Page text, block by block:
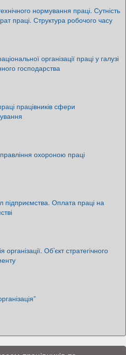
нормування праці. Сутність
праці. Структура робочого часу
організації праці у галузі
господарства
працівників сфери
охороною праці
підприємства. Оплата праці на
організації. Об’єкт стратегічного